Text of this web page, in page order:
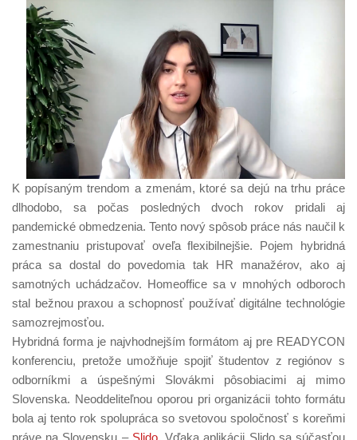
K popísaným trendom a zmenám, ktoré sa dejú na trhu práce
dlhodobo, sa počas posledných dvoch rokov pridali aj
pandemické obmedzenia. Tento nový spôsob práce nás naučil k
zamestnaniu pristupovať oveľa flexibilnejšie. Pojem hybridná
práca sa dostal do povedomia tak HR manažérov, ako aj
samotných uchádzačov. Homeoffice sa v mnohých odboroch
stal bežnou praxou a schopnosť používať digitálne technológie
samozrejmosťou.
Hybridná forma je najvhodnejším formátom aj pre READYCON
konferenciu, pretože umožňuje spojiť študentov z regiónov s
odborníkmi a úspešnými Slovákmi pôsobiacimi aj mimo
Slovenska. Neoddeliteľnou oporou pri organizácii tohto formátu
bola aj tento rok spolupráca so svetovou spoločnosť s koreňmi
práve na Slovensku – Slido. Vďaka aplikácii Slido sa súčasťou